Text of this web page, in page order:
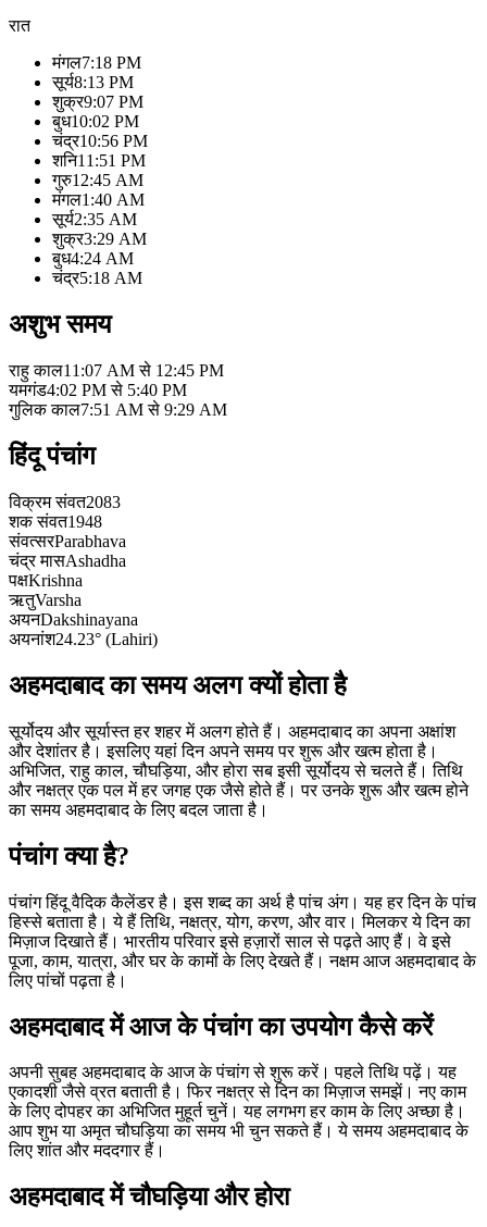
रात
मंगल7:18 PM
सूर्य8:13 PM
शुक्र9:07 PM
बुध10:02 PM
चंद्र10:56 PM
शनि11:51 PM
गुरु12:45 AM
मंगल1:40 AM
सूर्य2:35 AM
शुक्र3:29 AM
बुध4:24 AM
चंद्र5:18 AM
अशुभ समय
राहु काल11:07 AM से 12:45 PM
यमगंड4:02 PM से 5:40 PM
गुलिक काल7:51 AM से 9:29 AM
हिंदू पंचांग
विक्रम संवत2083
शक संवत1948
संवत्सरParabhava
चंद्र मासAshadha
पक्षKrishna
ऋतुVarsha
अयनDakshinayana
अयनांश24.23° (Lahiri)
अहमदाबाद का समय अलग क्यों होता है
सूर्योदय और सूर्यास्त हर शहर में अलग होते हैं। अहमदाबाद का अपना अक्षांश
और देशांतर है। इसलिए यहां दिन अपने समय पर शुरू और खत्म होता है।
अभिजित, राहु काल, चौघड़िया, और होरा सब इसी सूर्योदय से चलते हैं। तिथि
और नक्षत्र एक पल में हर जगह एक जैसे होते हैं। पर उनके शुरू और खत्म होने
का समय अहमदाबाद के लिए बदल जाता है।
पंचांग क्या है?
पंचांग हिंदू वैदिक कैलेंडर है। इस शब्द का अर्थ है पांच अंग। यह हर दिन के पांच
हिस्से बताता है। ये हैं तिथि, नक्षत्र, योग, करण, और वार। मिलकर ये दिन का
मिज़ाज दिखाते हैं। भारतीय परिवार इसे हज़ारों साल से पढ़ते आए हैं। वे इसे
पूजा, काम, यात्रा, और घर के कामों के लिए देखते हैं। नक्षम आज अहमदाबाद के
लिए पांचों पढ़ता है।
अहमदाबाद में आज के पंचांग का उपयोग कैसे करें
अपनी सुबह अहमदाबाद के आज के पंचांग से शुरू करें। पहले तिथि पढ़ें। यह
एकादशी जैसे व्रत बताती है। फिर नक्षत्र से दिन का मिज़ाज समझें। नए काम
के लिए दोपहर का अभिजित मुहूर्त चुनें। यह लगभग हर काम के लिए अच्छा है।
आप शुभ या अमृत चौघड़िया का समय भी चुन सकते हैं। ये समय अहमदाबाद के
लिए शांत और मददगार हैं।
अहमदाबाद में चौघड़िया और होरा